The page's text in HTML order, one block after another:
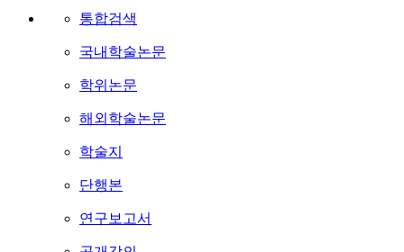
통합검색
국내학술논문
학위논문
해외학술논문
학술지
단행본
연구보고서